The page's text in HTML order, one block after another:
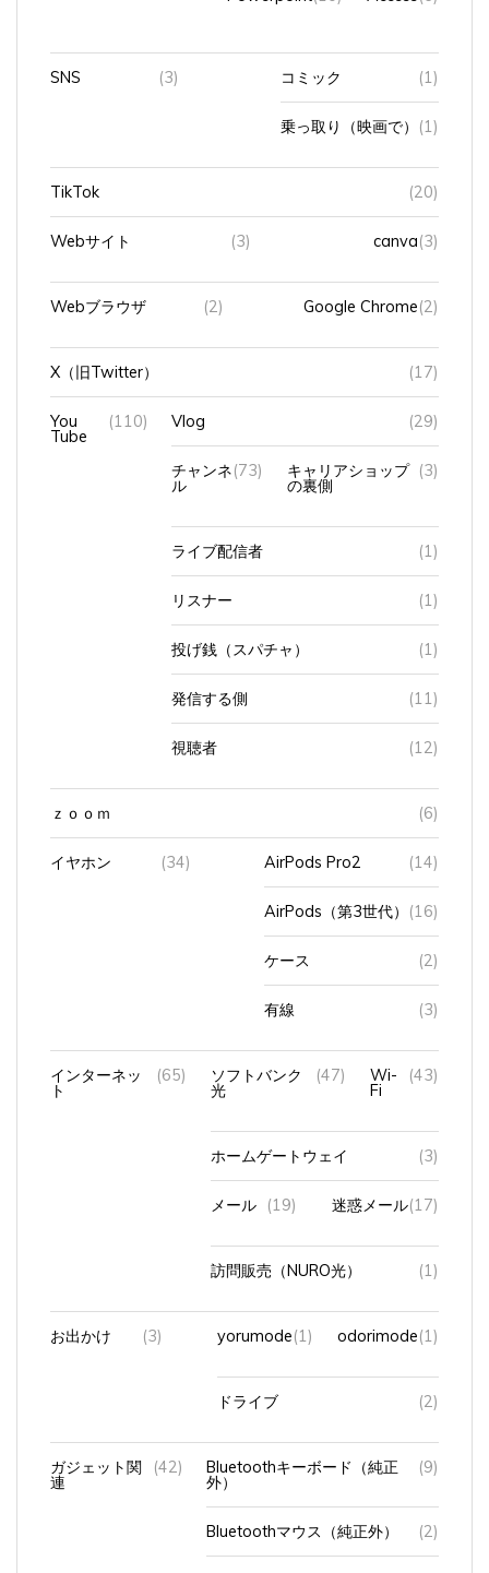
SNS (3) コミック (1)
乗っ取り（映画で） (1)
TikTok (20)
Webサイト (3) (3)
Webブラウザ (2) Google Chrome (2)
X（旧Twitter） (17)
You
Tube
(110) Vlog (29)
チャンネ
ル
(73) キャリアショップ
の裏側
(3)
ライブ配信者 (1)
リスナー (1)
投げ銭（スパチャ） (1)
発信する側 (11)
視聴者 (12)
(6)
イヤホン (34) AirPods Pro2 (14)
AirPods（第3世代） (16)
ケース (2)
有線 (3)
インターネッ
ト
(65) ソフトバンク
光
(47) Wi-
Fi
(43)
ホームゲートウェイ (3)
メール (19) 迷惑メール (17)
訪問販売（NURO光） (1)
お出かけ (3) yorumode (1) odorimode (1)
ドライブ (2)
ガジェット関
連
(42) Bluetoothキーボード（純正
外）
(9)
Bluetoothマウス（純正外） (2)